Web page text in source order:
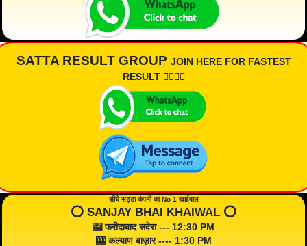
SATTA RESULT GROUP JOIN HERE FOR FASTEST
RESULT 👇🏾👇🏾
सीधे सट्टा कंपनी का No 1 खाईवाल
⭕️ SANJAY BHAI KHAIWAL ⭕️
🎰 फरीदाबाद सवेरा --- 12:30 PM
🎰 कल्याण बाज़ार ---- 1:30 PM